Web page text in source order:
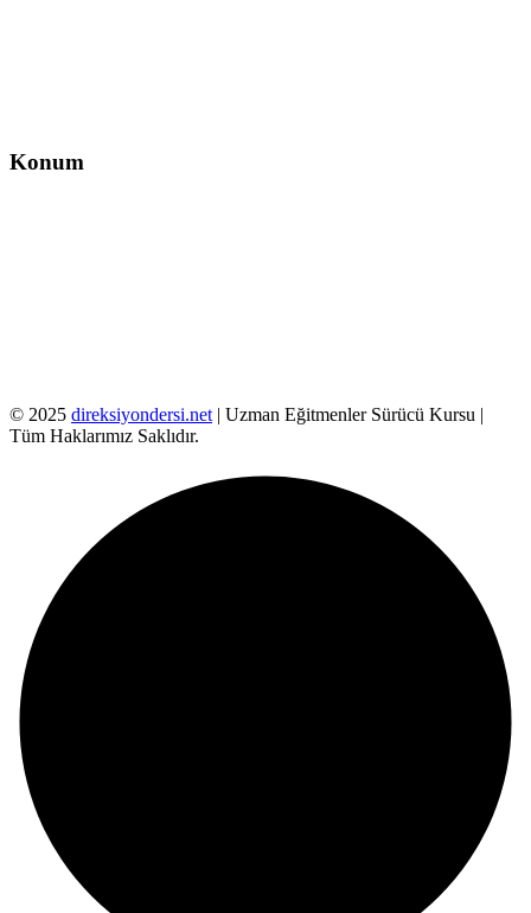
Konum
© 2025 direksiyondersi.net | Uzman Eğitmenler Sürücü Kursu |
Tüm Haklarımız Saklıdır.